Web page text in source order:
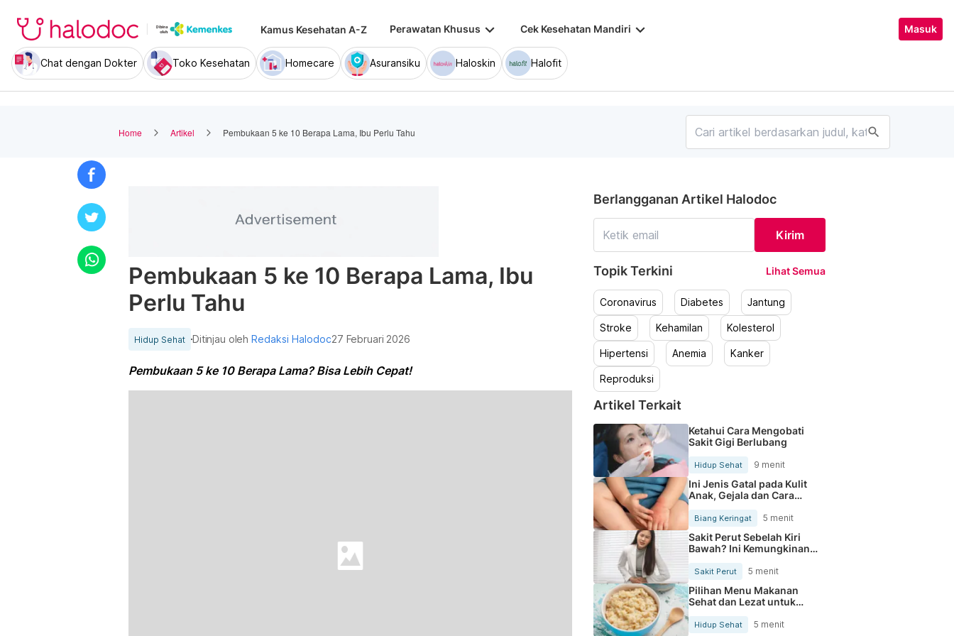
Kamus Kesehatan A-Z Perawatan Khusus keyboard_arrow_down Cek Kesehatan Mandiri keyboard_arrow_down Masuk
Chat dengan Dokter Toko Kesehatan Homecare Asuransiku Haloskin Halofit
Home Artikel Pembukaan 5 ke 10 Berapa Lama, Ibu Perlu Tahu search
Pembukaan 5 ke 10 Berapa Lama, Ibu
Perlu Tahu
Hidup Sehat Ditinjau olehRedaksi Halodoc27 Februari 2026
Pembukaan 5 ke 10 Berapa Lama? Bisa Lebih Cepat!
Berlangganan Artikel Halodoc
Kirim
Topik Terkini Lihat Semua
Coronavirus Diabetes Jantung
Stroke Kehamilan Kolesterol
Hipertensi Anemia Kanker
Reproduksi
Artikel Terkait
Ketahui Cara Mengobati
Sakit Gigi Berlubang
Hidup Sehat 9 menit
Ini Jenis Gatal pada Kulit
Anak, Gejala dan Cara
Mengobatinya
Biang Keringat 5 menit
Sakit Perut Sebelah Kiri
Bawah? Ini Kemungkinan
Sakit Perut 5 menit
Pilihan Menu Makanan
Sehat dan Lezat untuk
Mengurangi Kolesterol
Hidup Sehat 5 menit